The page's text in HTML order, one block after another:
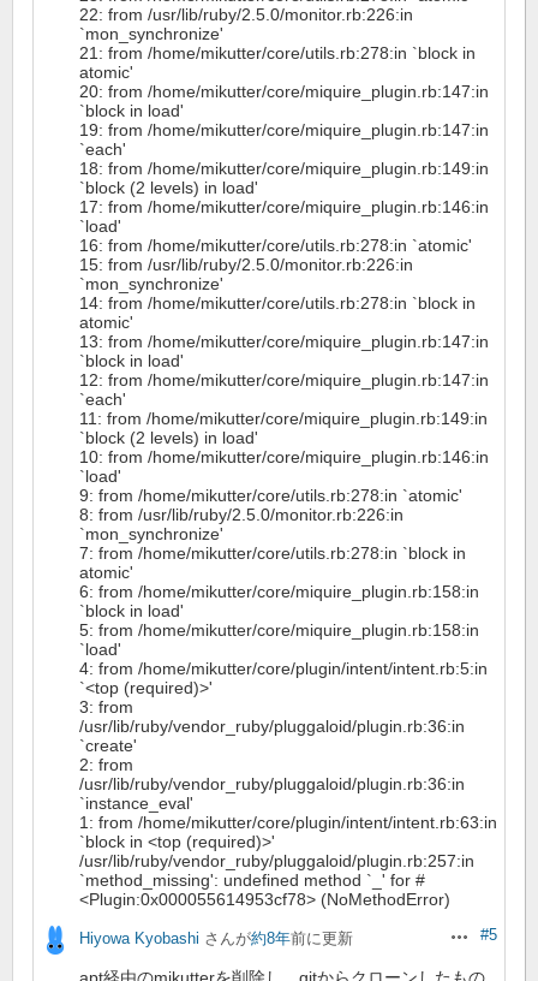
22: from /usr/lib/ruby/2.5.0/monitor.rb:226:in
`mon_synchronize'
21: from /home/mikutter/core/utils.rb:278:in `block in
atomic'
20: from /home/mikutter/core/miquire_plugin.rb:147:in
`block in load'
19: from /home/mikutter/core/miquire_plugin.rb:147:in
`each'
18: from /home/mikutter/core/miquire_plugin.rb:149:in
`block (2 levels) in load'
17: from /home/mikutter/core/miquire_plugin.rb:146:in
`load'
16: from /home/mikutter/core/utils.rb:278:in `atomic'
15: from /usr/lib/ruby/2.5.0/monitor.rb:226:in
`mon_synchronize'
14: from /home/mikutter/core/utils.rb:278:in `block in
atomic'
13: from /home/mikutter/core/miquire_plugin.rb:147:in
`block in load'
12: from /home/mikutter/core/miquire_plugin.rb:147:in
`each'
11: from /home/mikutter/core/miquire_plugin.rb:149:in
`block (2 levels) in load'
10: from /home/mikutter/core/miquire_plugin.rb:146:in
`load'
9: from /home/mikutter/core/utils.rb:278:in `atomic'
8: from /usr/lib/ruby/2.5.0/monitor.rb:226:in
`mon_synchronize'
7: from /home/mikutter/core/utils.rb:278:in `block in
atomic'
6: from /home/mikutter/core/miquire_plugin.rb:158:in
`block in load'
5: from /home/mikutter/core/miquire_plugin.rb:158:in
`load'
4: from /home/mikutter/core/plugin/intent/intent.rb:5:in
`<top (required)>'
3: from
/usr/lib/ruby/vendor_ruby/pluggaloid/plugin.rb:36:in
`create'
2: from
/usr/lib/ruby/vendor_ruby/pluggaloid/plugin.rb:36:in
`instance_eval'
1: from /home/mikutter/core/plugin/intent/intent.rb:63:in
`block in <top (required)>'
/usr/lib/ruby/vendor_ruby/pluggaloid/plugin.rb:257:in
`method_missing': undefined method `_' for #
<Plugin:0x000055614953cf78> (NoMethodError)
操作#5
Hiyowa Kyobashi さんが約8年前に更新